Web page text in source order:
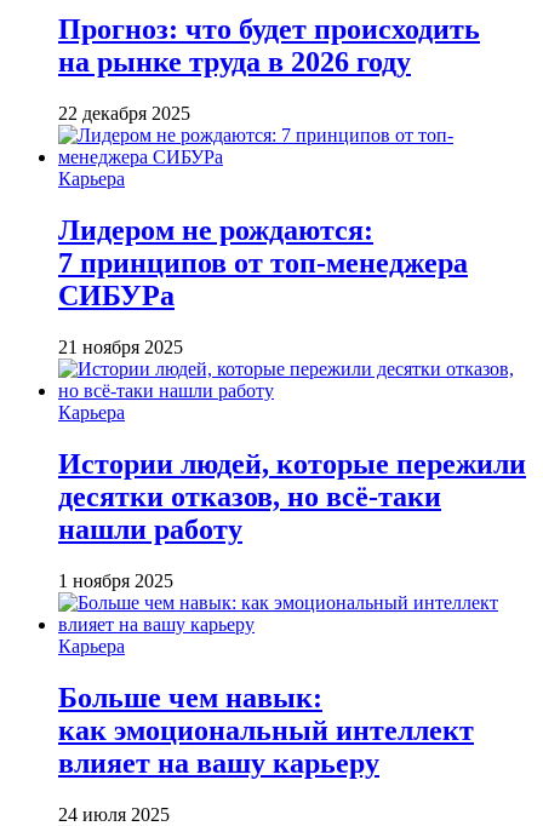
Прогноз: что будет происходить
на рынке труда в 2026 году
22 декабря 2025
Карьера
Лидером не рождаются:
7 принципов от топ-менеджера
СИБУРа
21 ноября 2025
Карьера
Истории людей, которые пережили
десятки отказов, но всё-таки
нашли работу
1 ноября 2025
Карьера
Больше чем навык:
как эмоциональный интеллект
влияет на вашу карьеру
24 июля 2025